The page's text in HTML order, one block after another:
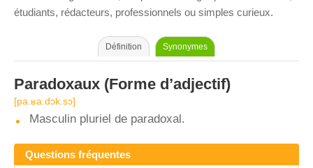
étudiants, rédacteurs, professionnels ou simples curieux.
Définition Synonymes
Paradoxaux (Forme d’adjectif)
[pa.ʁa.dɔk.sɔ]
Masculin pluriel de paradoxal.
Questions fréquentes